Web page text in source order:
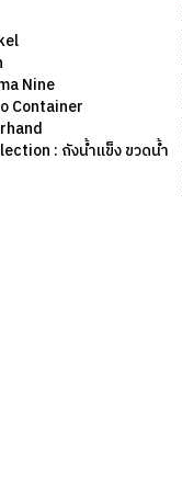
Nine
Container
: ถังน้ำแข็ง ขวดน้ำ